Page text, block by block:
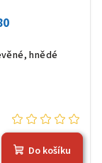
hnědé
Do košíku